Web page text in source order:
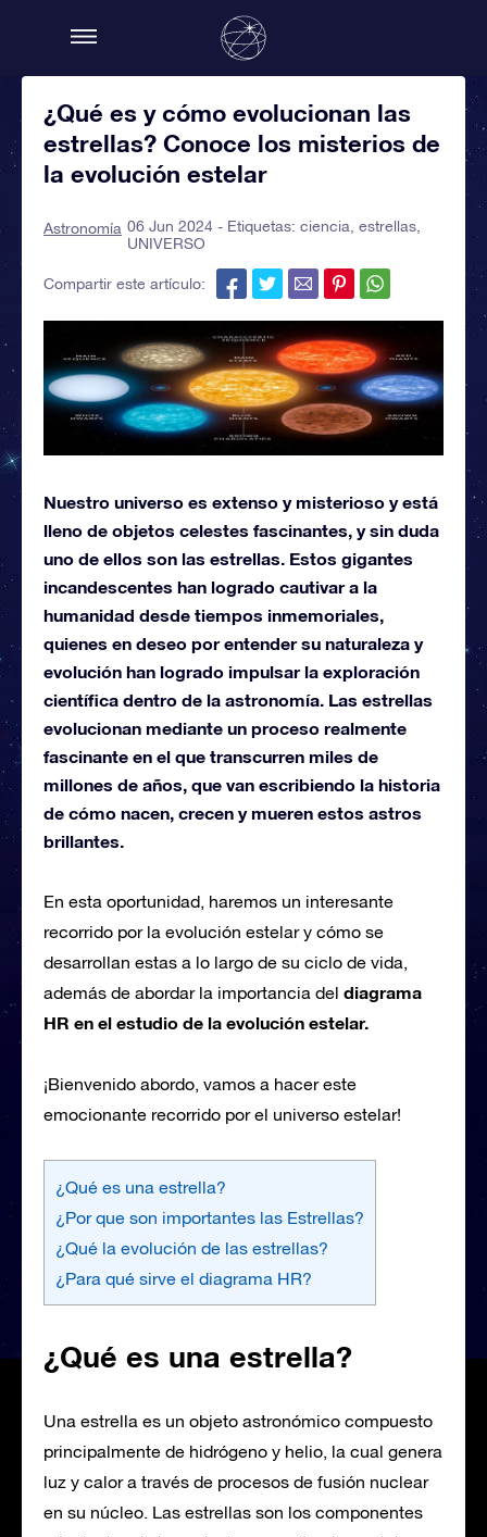
¿Qué es y cómo evolucionan las
estrellas? Conoce los misterios de
la evolución estelar
Astronomía 06 Jun 2024 - Etiquetas: ciencia estrellas
UNIVERSO
Compartir este artículo:
Nuestro universo es extenso y misterioso y está
lleno de objetos celestes fascinantes, y sin duda
uno de ellos son las estrellas. Estos gigantes
incandescentes han logrado cautivar a la
humanidad desde tiempos inmemoriales,
quienes en deseo por entender su naturaleza y
evolución han logrado impulsar la exploración
científica dentro de la astronomía. Las estrellas
evolucionan mediante un proceso realmente
fascinante en el que transcurren miles de
millones de años, que van escribiendo la historia
de cómo nacen, crecen y mueren estos astros
brillantes.
En esta oportunidad, haremos un interesante
recorrido por la evolución estelar y cómo se
desarrollan estas a lo largo de su ciclo de vida,
además de abordar la importancia del diagrama
HR en el estudio de la evolución estelar.
¡Bienvenido abordo, vamos a hacer este
emocionante recorrido por el universo estelar!
¿Qué es una estrella?
¿Por que son importantes las Estrellas?
¿Qué la evolución de las estrellas?
¿Para qué sirve el diagrama HR?
¿Qué es una estrella?
Una estrella es un objeto astronómico compuesto
principalmente de hidrógeno y helio, la cual genera
luz y calor a través de procesos de fusión nuclear
en su núcleo. Las estrellas son los componentes